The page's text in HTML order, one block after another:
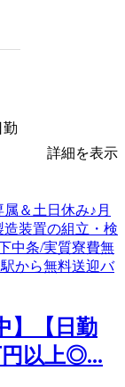
勤
詳細を表示
】【日勤
円以上◎...